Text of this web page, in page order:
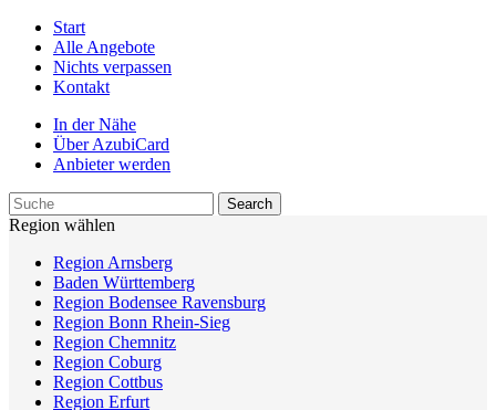
Start
Alle Angebote
Nichts verpassen
Kontakt
In der Nähe
Über AzubiCard
Anbieter werden
Region wählen
Region Arnsberg
Baden Württemberg
Region Bodensee Ravensburg
Region Bonn Rhein-Sieg
Region Chemnitz
Region Coburg
Region Cottbus
Region Erfurt